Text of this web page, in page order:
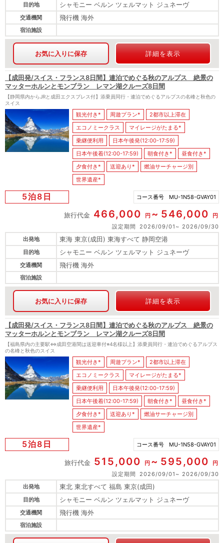
目的地 シャモニー ベルン ツェルマット ジュネーヴ
交通機関 飛行機 海外
宿泊施設
お気に入りに保存 詳細を表示
【成田発/スイス・フランス8日間】連泊でめぐる秋のアルプス 絶景の
マッターホルンとモンブラン レマン湖クルーズ8日間
【静岡県内からJRと成田エクスプレス付】添乗員同行・連泊でめぐるアルプスの名峰と秋色の
スイス
観光付き* 周遊プラン*
2都市以上滞在
エコノミークラス
マイレージがたまる*
乗継便利用
日本午後発(12:00-17:59)
日本午後着(12:00-17:59)
朝食付き*
昼食付き*
夕食付き*
送迎あり*
燃油サーチャージ別
世界遺産*
5泊8日 コース番号 MU-1N58-GVAY01
旅行代金 466,000 円 546,000
円
設定期間
2026/09/01
2026/09/30
出発地
東海 東京(成田) 東海すべて 静岡空港
目的地 シャモニー ベルン ツェルマット ジュネーヴ
交通機関 飛行機 海外
宿泊施設
お気に入りに保存 詳細を表示
【成田発/スイス・フランス8日間】連泊でめぐる秋のアルプス 絶景の
マッターホルンとモンブラン レマン湖クルーズ8日間
【福島県内の主要駅⇔成田空港間は送迎車付※4名様以上】添乗員同行・連泊でめぐるアルプス
の名峰と秋色のスイス
観光付き* 周遊プラン*
2都市以上滞在
エコノミークラス
マイレージがたまる*
乗継便利用
日本午後発(12:00-17:59)
日本午後着(12:00-17:59)
朝食付き*
昼食付き*
夕食付き*
送迎あり*
燃油サーチャージ別
世界遺産*
5泊8日 コース番号 MU-1N58-GVAY01
旅行代金 515,000 円 595,000
円
設定期間
2026/09/01
2026/09/30
出発地
東北 東北すべて 福島 東京(成田)
目的地 シャモニー ベルン ツェルマット ジュネーヴ
交通機関 飛行機 海外
宿泊施設